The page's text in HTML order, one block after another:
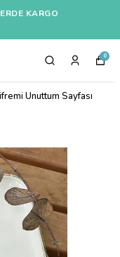
KARGO
0
Unuttum Sayfası